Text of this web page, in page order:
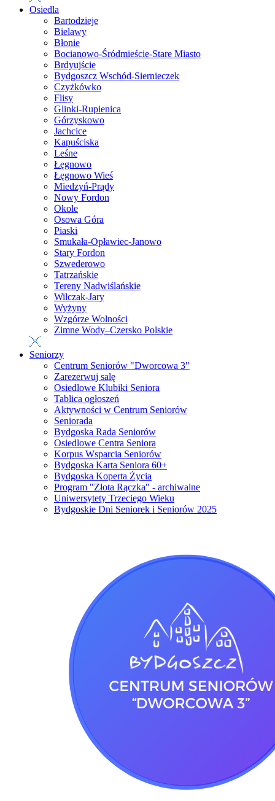
Osiedla
Bartodzieje
Bielawy
Błonie
Bocianowo-Śródmieście-Stare Miasto
Brdyujście
Bydgoszcz Wschód-Siernieczek
Czyżkówko
Flisy
Glinki-Rupienica
Górzyskowo
Jachcice
Kapuściska
Leśne
Łęgnowo
Łęgnowo Wieś
Miedzyń-Prądy
Nowy Fordon
Okole
Osowa Góra
Piaski
Smukała-Opławiec-Janowo
Stary Fordon
Szwederowo
Tatrzańskie
Tereny Nadwiślańskie
Wilczak-Jary
Wyżyny
Wzgórze Wolności
Zimne Wody–Czersko Polskie
Seniorzy
Centrum Seniorów "Dworcowa 3"
Zarezerwuj salę
Osiedlowe Klubiki Seniora
Tablica ogłoszeń
Aktywności w Centrum Seniorów
Seniorada
Bydgoska Rada Seniorów
Osiedlowe Centra Seniora
Korpus Wsparcia Seniorów
Bydgoska Karta Seniora 60+
Bydgoska Koperta Życia
Program "Złota Rączka" - archiwalne
Uniwersytety Trzeciego Wieku
Bydgoskie Dni Seniorek i Seniorów 2025